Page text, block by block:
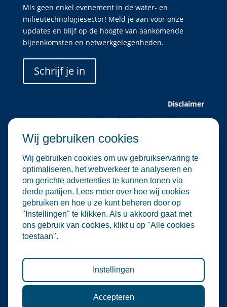
Mis geen enkel evenement in de water- en
milieutechnologiesector! Meld je aan voor onze
updates en blijf op de hoogte van aankomende
bijeenkomsten en netwerkgelegenheden.
Schrijf je in
Disclaimer
Deze website is uitsluitend bedoeld voor leden van
Water Alliance biedt dit platform aan om relevante
evenementen in de water- en
milieutechnologiesector te verzamelen en onder de
aandacht te brengen. Hoewel wij zorgvuldig omgaan
met de selectie en plaatsing van evenementen, zijn
wij niet verantwoordelijk voor de organisatie of
inhoud van externe evenementen.
De informatie op deze website is informatief van
aard. Er kunnen geen rechten worden ontleend aan
de inhoud van deze site, noch aan deelname aan de
geen enkele aansprakelijkheid voor directe of
indirecte schade die voortvloeit uit het gebruik van
deze informatie.
Wij gebruiken cookies
Wij gebruiken cookies om uw gebruikservaring te
optimaliseren, het webverkeer te analyseren en
om gerichte advertenties te kunnen tonen via
derde partijen. Lees meer over hoe wij cookies
gebruiken en hoe u ze kunt beheren door op
"Instellingen" te klikken. Als u akkoord gaat met
ons gebruik van cookies, klikt u op "Alle cookies
toestaan".
Instellingen
Accepteren